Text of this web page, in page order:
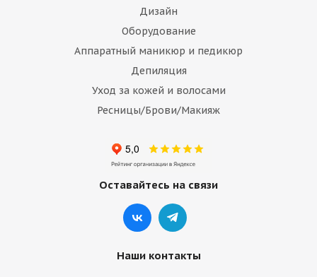
Дизайн
Оборудование
Аппаратный маникюр и педикюр
Депиляция
Уход за кожей и волосами
Ресницы/Брови/Макияж
Оставайтесь на связи
Наши контакты